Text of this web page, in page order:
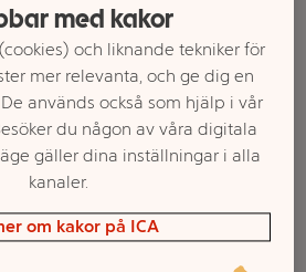
butik och handla
variera mellan butikerna
med kakor
och liknande tekniker för
mer relevanta, och ge dig en
används också som hjälp i vår
du någon av våra digitala
gäller dina inställningar i alla
kanaler.
om kakor på ICA